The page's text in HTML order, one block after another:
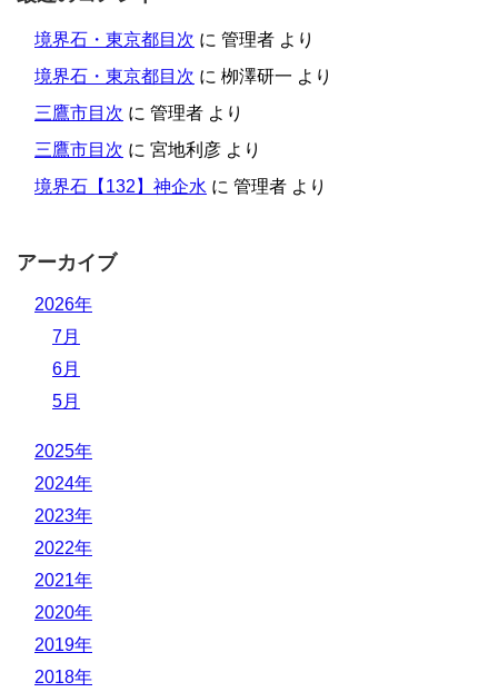
境界石・東京都目次 に 管理者 より
境界石・東京都目次 に 栁澤研一 より
三鷹市目次 に 管理者 より
三鷹市目次 に 宮地利彦 より
境界石【132】神企水 に 管理者 より
アーカイブ
2026年
7月
6月
5月
2025年
2024年
2023年
2022年
2021年
2020年
2019年
2018年